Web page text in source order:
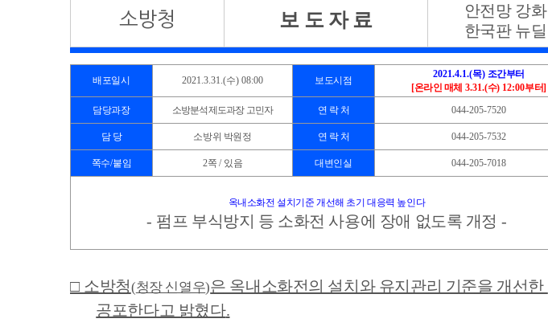
소방청 보 도 자 료
안전망 강화
한국판 뉴딜
배포일시 2021.3.31.(수) 08:00 보도시점
2021.4.1.(목) 조간부터
[온라인 매체 3.31.(수) 12:00부터]
담당과장
소방분석제도과장 고민자 연 락 처 044-205-7520
담 당 소방위 박원정 연 락 처 044-205-7532
쪽수/붙임 2쪽 / 있음 대변인실 044-205-7018
옥내소화전 설치기준 개선해 초기 대응력 높인다
- 펌프 부식방지 등 소화전 사용에 장애 없도록 개정 -
□ 소방청(청장 신열우)은 옥내소화전의 설치와 유지관리 기준을 개선한
공포한다고 밝혔다.